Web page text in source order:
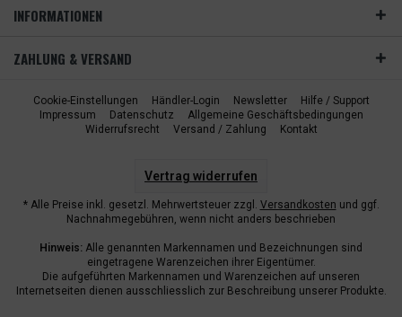
INFORMATIONEN
ZAHLUNG & VERSAND
Cookie-Einstellungen Händler-Login Newsletter
Hilfe / Support
Impressum
Datenschutz
Allgemeine Geschäftsbedingungen
Widerrufsrecht
Versand / Zahlung Kontakt
Vertrag widerrufen
* Alle Preise inkl. gesetzl. Mehrwertsteuer zzgl. Versandkosten und ggf.
Nachnahmegebühren, wenn nicht anders beschrieben
Hinweis: Alle genannten Markennamen und Bezeichnungen sind
eingetragene Warenzeichen ihrer Eigentümer.
Die aufgeführten Markennamen und Warenzeichen auf unseren
Internetseiten dienen ausschliesslich zur Beschreibung unserer Produkte.